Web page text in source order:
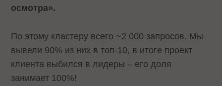
осмотра».
По этому кластеру всего ~2 000 запросов. Мы
вывели 90% из них в топ-10, в итоге проект
клиента выбился в лидеры – его доля
занимает 100%!